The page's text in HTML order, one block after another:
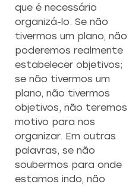
que é necessário
organizá-lo. Se não
tivermos um plano, não
poderemos realmente
estabelecer objetivos;
se não tivermos um
plano, não tivermos
objetivos, não teremos
motivo para nos
organizar. Em outras
palavras, se não
soubermos para onde
estamos indo, não